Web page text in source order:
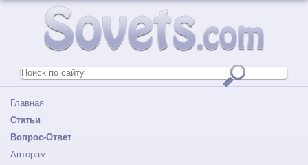
Главная
Статьи
Вопрос-Ответ
Авторам